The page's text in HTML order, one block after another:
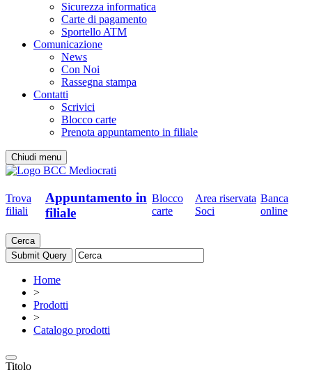
Sicurezza informatica
Carte di pagamento
Sportello ATM
Comunicazione
News
Con Noi
Rassegna stampa
Contatti
Scrivici
Blocco carte
Prenota appuntamento in filiale
Chiudi menu
Trova
filiali
Appuntamento in
filiale
Blocco
carte
Area riservata
Soci
Banca
online
Cerca
Home
>
Prodotti
>
Catalogo prodotti
Titolo